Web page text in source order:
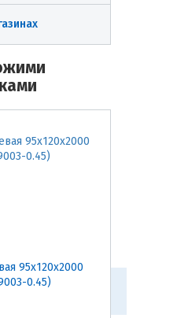
95х120х2000
0.45)